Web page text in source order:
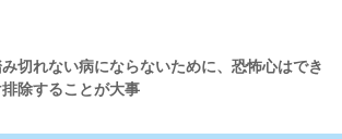
切れない病にならないために、恐怖心はでき
除することが大事